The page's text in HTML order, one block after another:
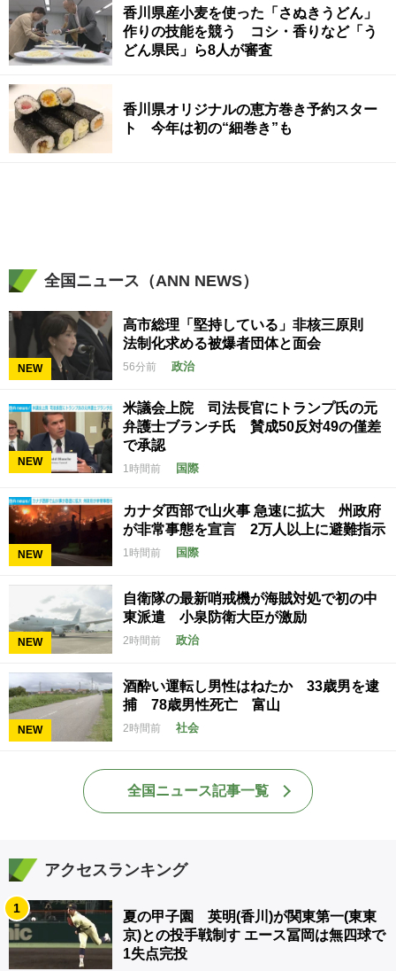
香川県産小麦を使った「さぬきうどん」
作りの技能を競う コシ・香りなど「う
どん県民」ら8人が審査
香川県オリジナルの恵方巻き予約スター
ト 今年は初の“細巻き”も
全国ニュース（ANN NEWS）
NEW
高市総理「堅持している」非核三原則
法制化求める被爆者団体と面会
56分前 政治
NEW
米議会上院 司法長官にトランプ氏の元
弁護士ブランチ氏 賛成50反対49の僅差
で承認
1時間前 国際
NEW
カナダ西部で山火事 急速に拡大 州政府
が非常事態を宣言 2万人以上に避難指示
1時間前 国際
NEW
自衛隊の最新哨戒機が海賊対処で初の中
東派遣 小泉防衛大臣が激励
2時間前 政治
NEW
酒酔い運転し男性はねたか 33歳男を逮
捕 78歳男性死亡 富山
2時間前 社会
全国ニュース記事一覧
アクセスランキング
1
夏の甲子園 英明(香川)が関東第一(東東
京)との投手戦制す エース冨岡は無四球で
1失点完投